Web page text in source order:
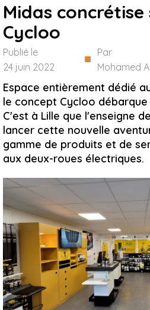
Midas
Cycloo
Publié le
24 juin 2022
■ Par
Mohamed
Espace entièrement dédié
le concept Cycloo débarque
C'est à Lille que l'enseigne
lancer cette nouvelle
gamme de produits et de
aux deux-roues électriques.